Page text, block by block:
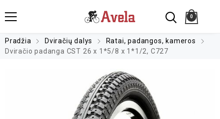
0
Pradžia Dviračių dalys
Ratai, padangos, kameros
Dviračio padanga CST 26 x 1*5/8 x 1*1/2, C727